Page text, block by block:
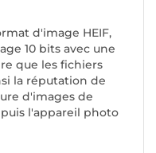
d'image HEIF,
10 bits avec une
que les fichiers
la réputation de
d'images de
l'appareil photo